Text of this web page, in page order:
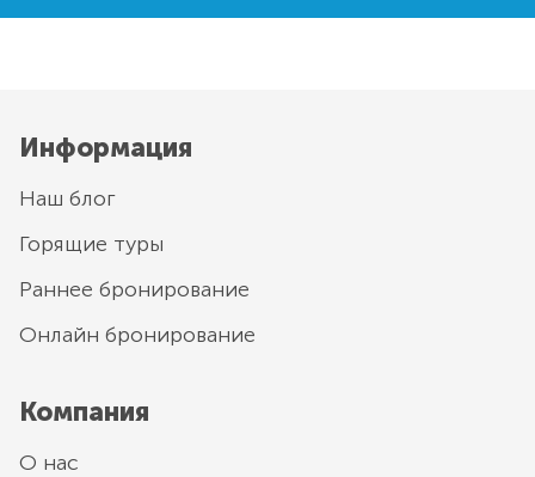
Информация
Наш блог
Горящие туры
Раннее бронирование
Онлайн бронирование
Компания
О нас